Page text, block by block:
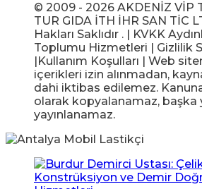
© 2009 - 2026 AKDENİZ VİP
TUR GIDA İTH İHR SAN TİC
Hakları Saklıdır . | KVKK
Toplumu Hizmetleri | Gizlilik
|Kullanım Koşulları | Web
içerikleri izin alınmadan,
dahi iktibas edilemez. Kanuna
olarak kopyalanamaz, başka
yayınlanamaz.